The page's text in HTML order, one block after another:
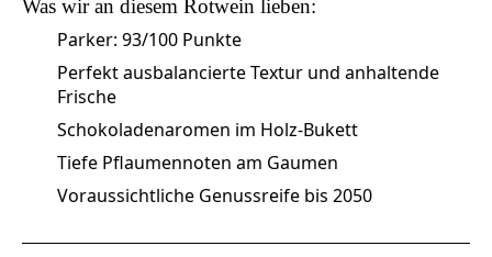
Was wir an diesem Rotwein lieben:
Parker: 93/100 Punkte
Perfekt ausbalancierte Textur und anhaltende
Frische
Schokoladenaromen im Holz-Bukett
Tiefe Pflaumennoten am Gaumen
Voraussichtliche Genussreife bis 2050